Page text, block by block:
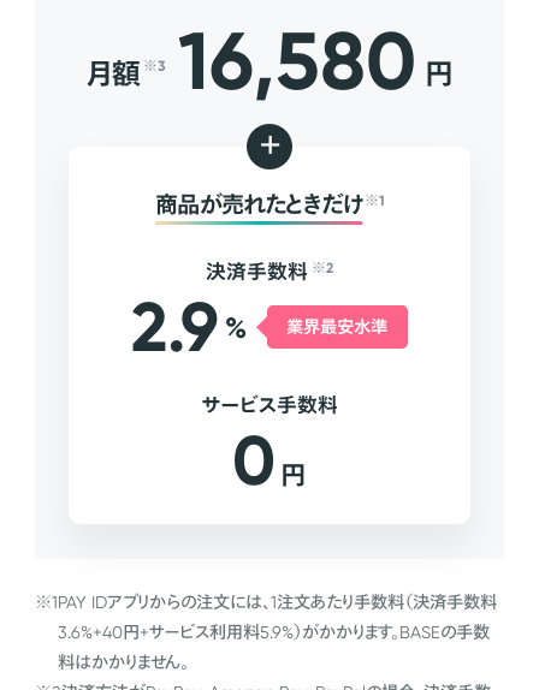
月額 ※3 16,580 円
+
商品が売れたときだけ ※1
決済手数料 ※2
2.9 % 業界最安水準
サービス手数料
0 円
※1PAY IDアプリからの注文には、1注文あたり手数料（決済手数料
3.6%+40円+サービス利用料5.9%）がかかります。BASEの手数
料はかかりません。